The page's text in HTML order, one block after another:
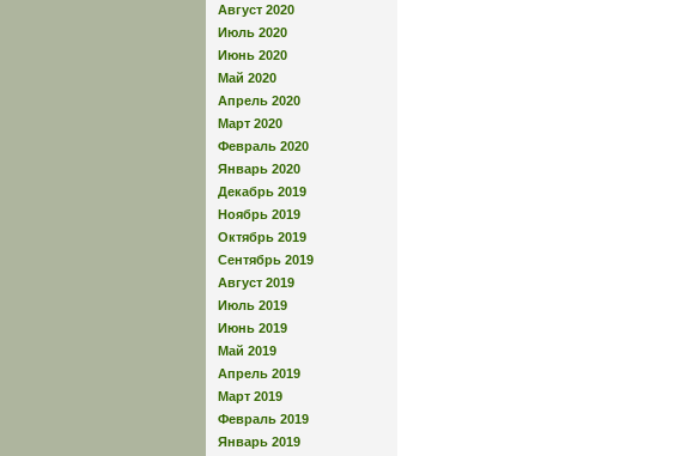
Август 2020
Июль 2020
Июнь 2020
Май 2020
Апрель 2020
Март 2020
Февраль 2020
Январь 2020
Декабрь 2019
Ноябрь 2019
Октябрь 2019
Сентябрь 2019
Август 2019
Июль 2019
Июнь 2019
Май 2019
Апрель 2019
Март 2019
Февраль 2019
Январь 2019